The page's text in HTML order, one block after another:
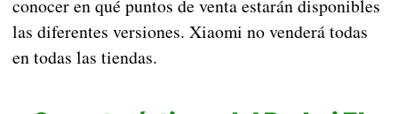
conocer en qué puntos de venta estarán disponibles
las diferentes versiones. Xiaomi no venderá todas
en todas las tiendas.